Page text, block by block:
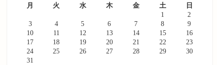
月
火 水 木 金 土
日
1
2
3
4 5 6 7 8
9
10
11 12 13 14 15
16
17
18 19 20 21 22
23
24
25 26 27 28 29
30
31